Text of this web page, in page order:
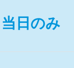
当日のみ